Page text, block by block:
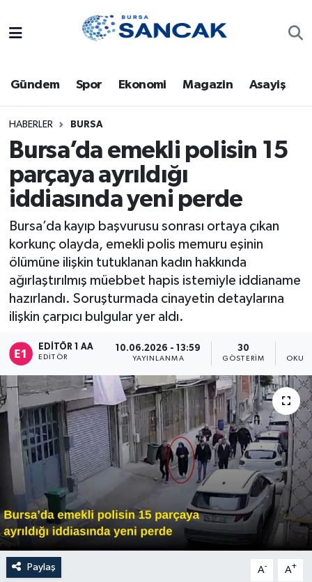
Gündem Spor Ekonomi Magazin Asayiş
HABERLER BURSA
Bursa’da emekli polisin 15
parçaya ayrıldığı
iddiasında yeni perde
Bursa’da kayıp başvurusu sonrası ortaya çıkan
korkunç olayda, emekli polis memuru eşinin
ölümüne ilişkin tutuklanan kadın hakkında
ağırlaştırılmış müebbet hapis istemiyle iddianame
hazırlandı. Soruşturmada cinayetin detaylarına
ilişkin çarpıcı bulgular yer aldı.
EDITÖR 1 AA
EDITÖR
10.06.2026 - 13:59
YAYINLANMA
30
GÖSTERIM
Paylaş A- A+
Bursa
Dünya
Eğitim
Ekonomi
Genel
Gündem
Magazin
Spor
Türkiye
Trafik Durumu
Süper Lig Puan Durumu ve Fikstür
Tüm Manşetler
Son Dakika Haberleri
Haber Arşivi